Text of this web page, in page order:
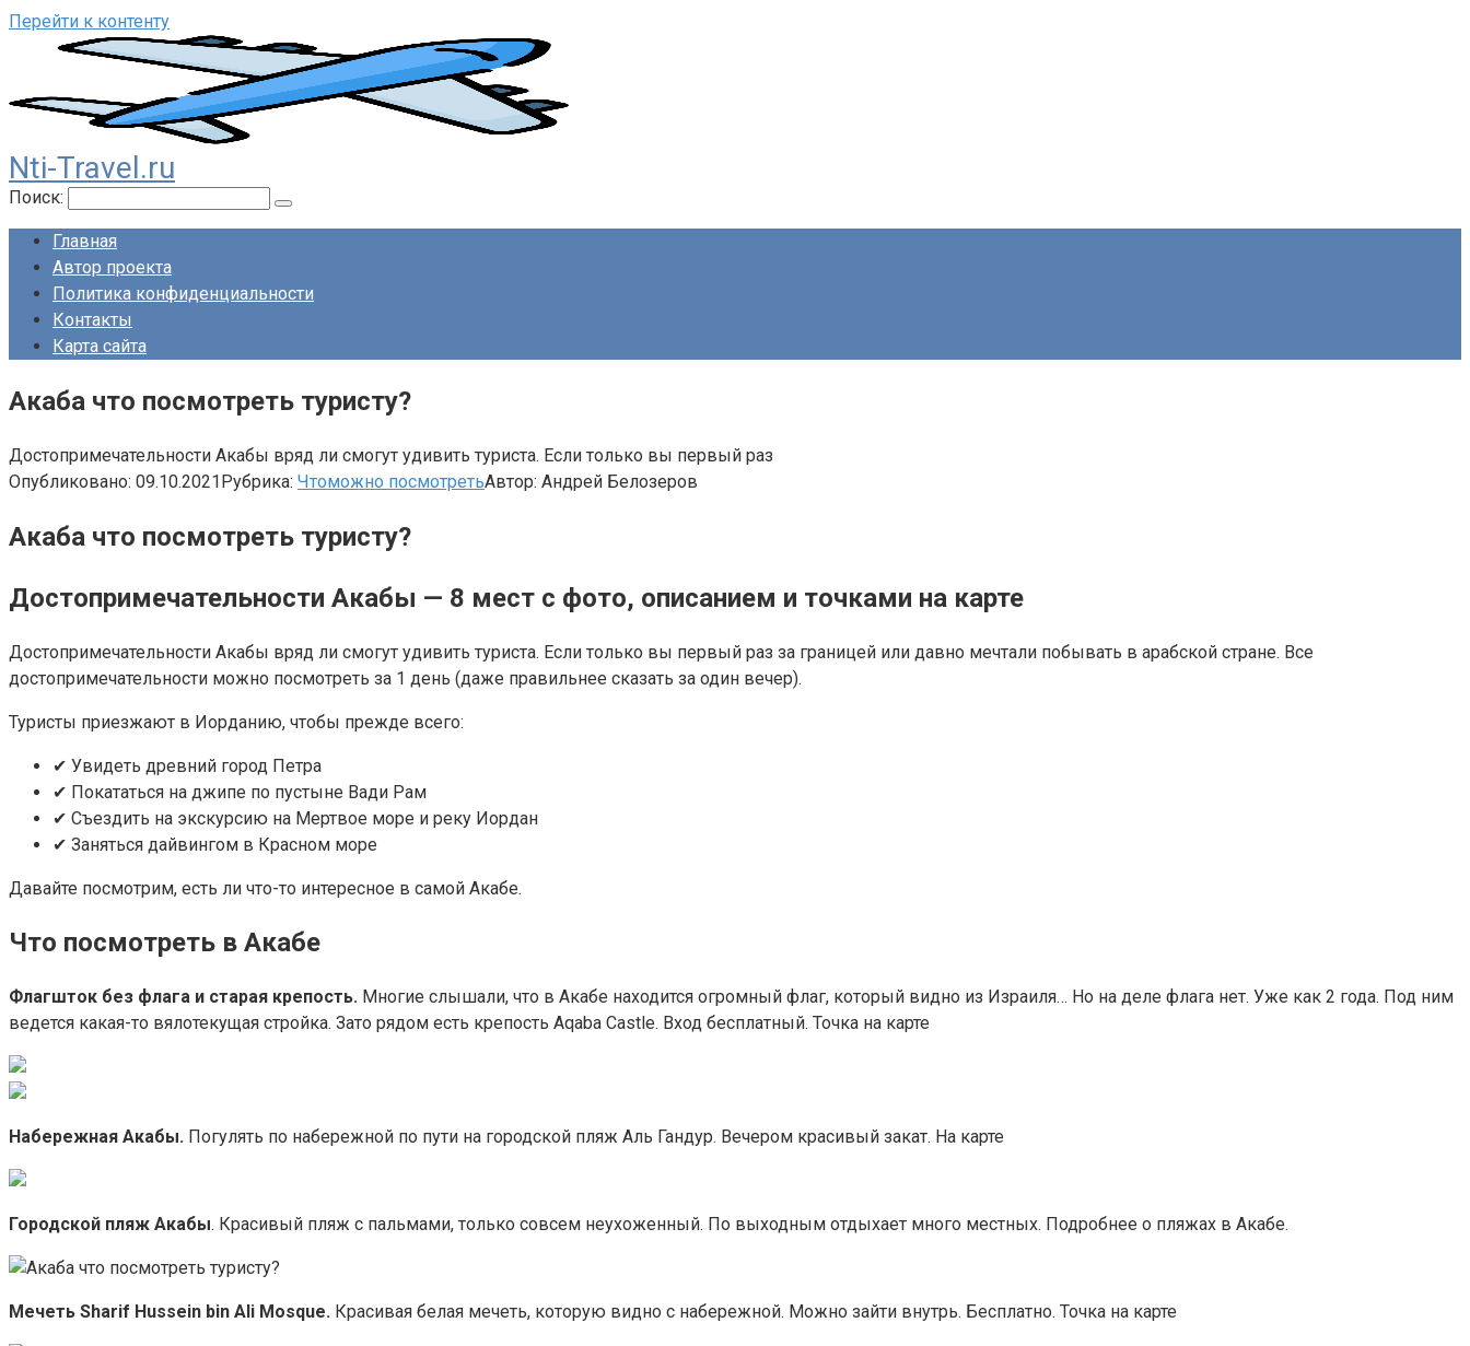
Перейти к контенту
Nti-Travel.ru
Поиск:
Главная
Автор проекта
Политика конфиденциальности
Контакты
Карта сайта
Акаба что посмотреть туристу?
Достопримечательности Акабы вряд ли смогут удивить туриста. Если только вы первый раз
Опубликовано: 09.10.2021Рубрика: Чтоможно посмотретьАвтор: Андрей Белозеров
Акаба что посмотреть туристу?
Достопримечательности Акабы — 8 мест с фото, описанием и точками на карте
Достопримечательности Акабы вряд ли смогут удивить туриста. Если только вы первый раз за границей или давно мечтали побывать в арабской стране. Все
достопримечательности можно посмотреть за 1 день (даже правильнее сказать за один вечер).
Туристы приезжают в Иорданию, чтобы прежде всего:
✔ Увидеть древний город Петра
✔ Покататься на джипе по пустыне Вади Рам
✔ Съездить на экскурсию на Мертвое море и реку Иордан
✔ Заняться дайвингом в Красном море
Давайте посмотрим, есть ли что-то интересное в самой Акабе.
Что посмотреть в Акабе
Флагшток без флага и старая крепость. Многие слышали, что в Акабе находится огромный флаг, который видно из Израиля… Но на деле флага нет. Уже как 2 года. Под ним
ведется какая-то вялотекущая стройка. Зато рядом есть крепость Aqaba Castle. Вход бесплатный. Точка на карте
Набережная Акабы. Погулять по набережной по пути на городской пляж Аль Гандур. Вечером красивый закат. На карте
Городской пляж Акабы. Красивый пляж с пальмами, только совсем неухоженный. По выходным отдыхает много местных. Подробнее о пляжах в Акабе.
Мечеть Sharif Hussein bin Ali Mosque. Красивая белая мечеть, которую видно с набережной. Можно зайти внутрь. Бесплатно. Точка на карте